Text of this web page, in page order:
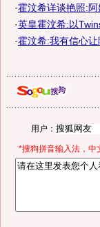
·霍汶希详谈艳照:
·英皇霍汶希:以
·霍汶希:我有信心
用户：
*搜狗拼音输入法，中